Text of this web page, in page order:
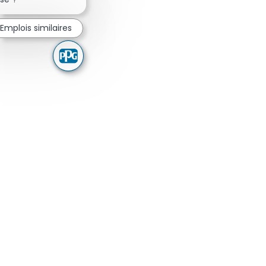
Emplois similaires